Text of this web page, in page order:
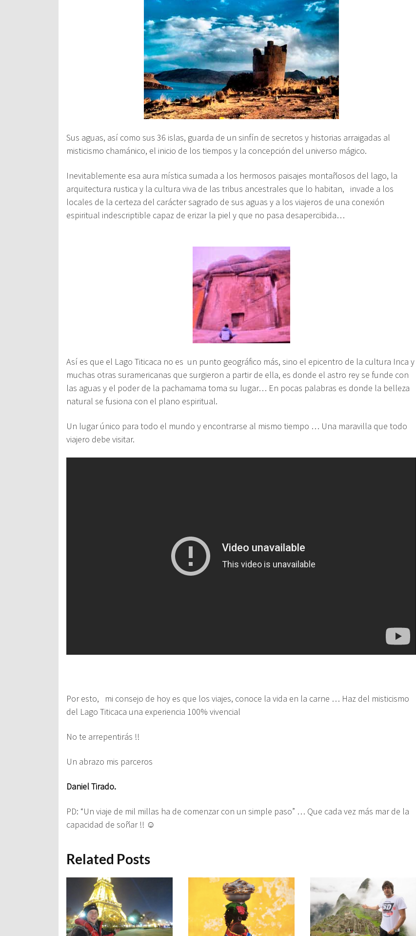
Sus aguas, así como sus 36 islas, guarda de un sinfín de secretos y historias arraigadas al
misticismo chamánico, el inicio de los tiempos y la concepción del universo mágico.
Inevitablemente esa aura mística sumada a los hermosos paisajes montañosos del lago, la
arquitectura rustica y la cultura viva de las tribus ancestrales que lo habitan,
invade a los
locales de la certeza del carácter sagrado de sus aguas y a los viajeros de una conexión
espiritual indescriptible capaz de erizar la piel y que no pasa desapercibida…
Así es que el Lago Titicaca no es un punto geográfico más, sino el epicentro de la cultura Inca y
muchas otras suramericanas que surgieron a partir de ella, es donde el astro rey se funde con
las aguas y el poder de la pachamama toma su lugar… En pocas palabras es donde la belleza
natural se fusiona con el plano espiritual.
Un lugar único para todo el mundo y encontrarse al mismo tiempo … Una maravilla que todo
viajero debe visitar.
Por esto, mi consejo de hoy es que los viajes, conoce la vida en la carne … Haz del misticismo
del Lago Titicaca una experiencia 100% vivencial
No te arrepentirás !!
Un abrazo mis parceros
Daniel Tirado.
PD: “Un viaje de mil millas ha de comenzar con un simple paso” … Que cada vez más mar de la
capacidad de soñar !! ☺
Related Posts